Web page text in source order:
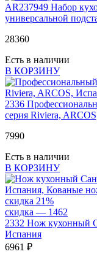
AR237949 Набор
универсальной
28360
Есть в наличии
В КОРЗИНУ
2336
серия Riviera,
7990
Есть в наличии
В КОРЗИНУ
скидка 21%
скидка — 1462
2332 Нож кухонный
Испания
6961 ₽